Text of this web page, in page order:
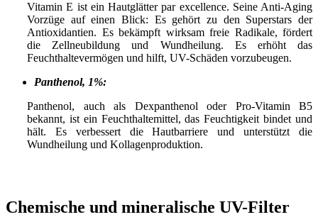
Vitamin E ist ein Hautglätter par excellence. Seine Anti-Aging
Vorzüge auf einen Blick: Es gehört zu den Superstars der
Antioxidantien. Es bekämpft wirksam freie Radikale, fördert
die Zellneubildung und Wundheilung. Es erhöht das
Feuchthaltevermögen und hilft, UV-Schäden vorzubeugen.
Panthenol, 1%:
Panthenol, auch als Dexpanthenol oder Pro-Vitamin B5
bekannt, ist ein Feuchthaltemittel, das Feuchtigkeit bindet und
hält. Es verbessert die Hautbarriere und unterstützt die
Wundheilung und Kollagenproduktion.
Chemische und mineralische UV-Filter